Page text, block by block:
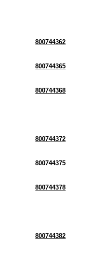
800744362
800744365
800744368
800744372
800744375
800744378
800744382